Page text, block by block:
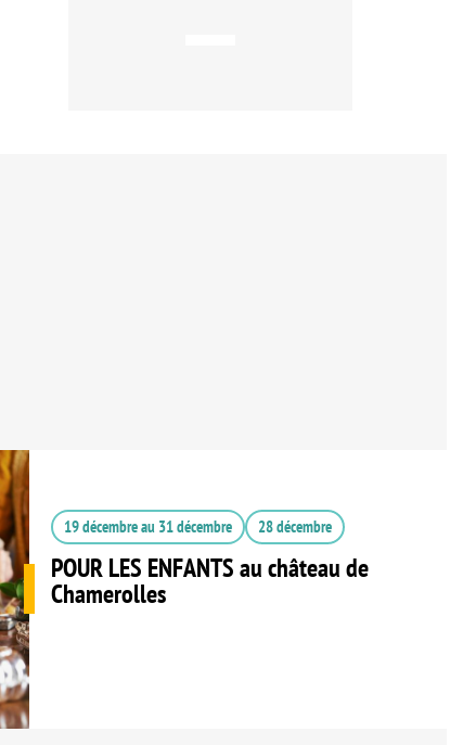
19 décembreau 31 décembre 28 décembre
POUR LES ENFANTS au château de
Chamerolles